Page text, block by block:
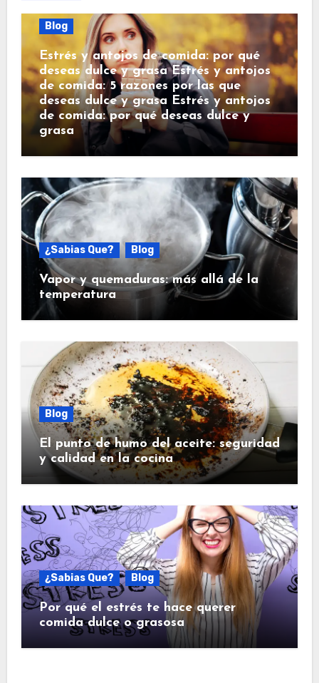
Blog
Estrés y antojos de comida: por qué
deseas dulce y grasa Estrés y antojos
de comida: 5 razones por las que
deseas dulce y grasa Estrés y antojos
de comida: por qué deseas dulce y
grasa
¿Sabias Que? Blog
Vapor y quemaduras: más allá de la
temperatura
Blog
El punto de humo del aceite: seguridad
y calidad en la cocina
¿Sabias Que? Blog
Por qué el estrés te hace querer
comida dulce o grasosa